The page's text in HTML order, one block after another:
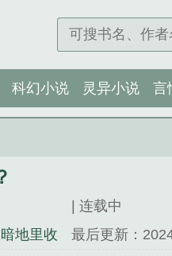
科幻小说 灵异小说 言
| 连载中
地里收
最后更新：